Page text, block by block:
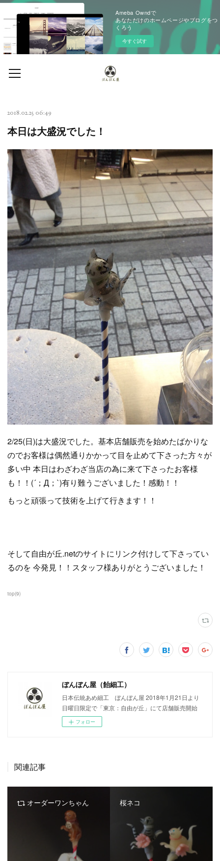
Ameba Owndで
あなただけのホームページやブログをつ
くろう
今すぐ試す
2018.02.25 06:49
本日は大盛況でした！
2/25(日)は大盛況でした。基本店舗販売を始めたばかりな
のでお客様は偶然通りかかって目を止めて下さった方々が
多い中 本日はわざわざ当店の為に来て下さったお客様
も！！(´；Д；`)有り難うございました！感動！！
もっと頑張って技術を上げて行きます！！
そして自由が丘.netのサイトにリンク付けして下さってい
るのを 今発見！！スタッフ様ありがとうございました！
top(9)
ぼんぼん屋（飴細工）
日本伝統あめ細工 ぼんぼん屋 2018年1月21日より
日曜日限定で「東京：自由が丘」にて店舗販売開始
フォロー
関連記事
オーダーワンちゃん 桜ネコ